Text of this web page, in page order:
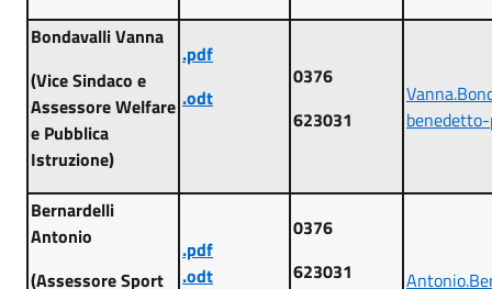
Bondavalli Vanna
(Vice Sindaco e
Assessore Welfare
e Pubblica
Istruzione)
.pdf
.odt
0376
623031
Bernardelli
Antonio
(Assessore Sport
.pdf
.odt
0376
623031